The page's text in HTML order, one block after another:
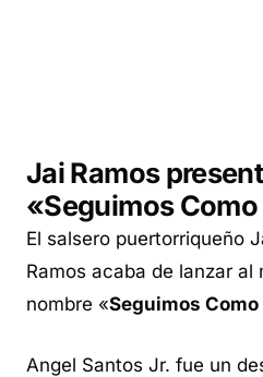
Jai Ramos
«Seguimos Como
El salsero puertorriqueño
Ramos acaba de lanzar
nombre «Seguimos Como
Angel Santos Jr. fue un